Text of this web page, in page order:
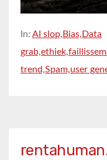
In: AI slop,Bias,Data
grab,ethiek,
trend,Spam,user